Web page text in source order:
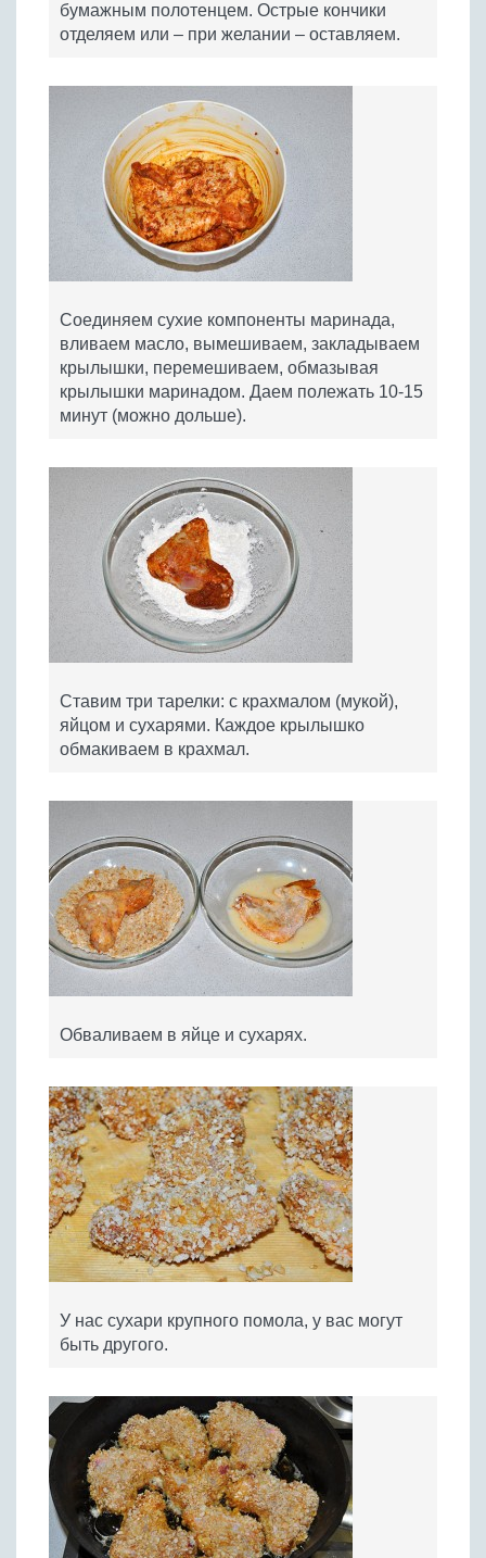
бумажным полотенцем. Острые кончики
отделяем или – при желании – оставляем.
Соединяем сухие компоненты маринада,
вливаем масло, вымешиваем, закладываем
крылышки, перемешиваем, обмазывая
крылышки маринадом. Даем полежать 10-15
минут (можно дольше).
Ставим три тарелки: с крахмалом (мукой),
яйцом и сухарями. Каждое крылышко
обмакиваем в крахмал.
Обваливаем в яйце и сухарях.
У нас сухари крупного помола, у вас могут
быть другого.